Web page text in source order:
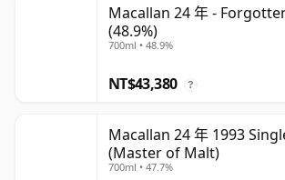
Macallan 24 年 -
(48.9%)
700ml • 48.9%
NT$43,380 ?
Macallan 24 年 1993
(Master of Malt)
700ml • 47.7%